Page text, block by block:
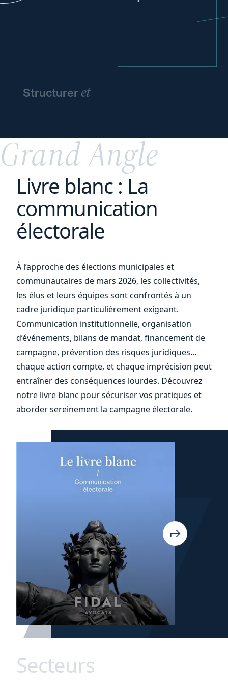
Structurer et
vos
Grand Angle
Livre blanc : La
communication
électorale
À l’approche des élections municipales et
communautaires de mars 2026, les collectivités,
les élus et leurs équipes sont confrontés à un
cadre juridique particulièrement exigeant.
Communication institutionnelle, organisation
d’événements, bilans de mandat, financement de
campagne, prévention des risques juridiques…
chaque action compte, et chaque imprécision peut
entraîner des conséquences lourdes. Découvrez
notre livre blanc pour sécuriser vos pratiques et
aborder sereinement la campagne électorale.
Secteurs